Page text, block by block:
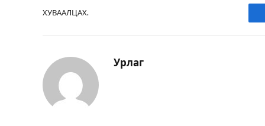
ХУВААЛЦАХ.
Урлаг